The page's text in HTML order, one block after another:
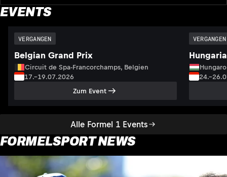
EVENTS
Alle Formel 1 Events
VERGANGEN
Belgian Grand Prix
Circuit de Spa-Francorchamps, Belgien
17.–19.07.2026
Zum Event
VERGANGEN
FORMELSPORT NEWS